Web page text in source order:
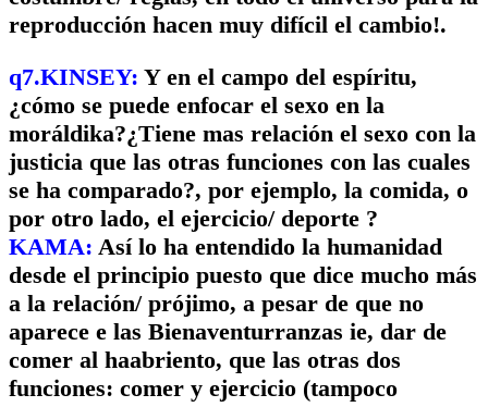
reproducción hacen muy difícil el cambio!.
q7.KINSEY: Y en el campo del espíritu,
¿cómo se puede enfocar el sexo en la
moráldika?¿Tiene mas relación el sexo con la
justicia que las otras funciones con las cuales
se ha comparado?, por ejemplo, la comida, o
por otro lado, el ejercicio/ deporte ?
KAMA: Así lo ha entendido la humanidad
desde el principio puesto que dice mucho más
a la relación/ prójimo, a pesar de que no
aparece e las Bienaventurranzas ie, dar de
comer al haabriento, que las otras dos
funciones: comer y ejercicio (tampoco